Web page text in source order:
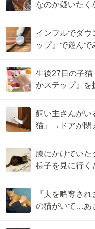
なのか疑いた
インフルでダ
ップ』で遊ん
生後27日の子
かステップ』
飼い主さんがい
猫』→ドアが閉
膝にかけてい
様子を見に行
『夫を略奪さ
の猫がいて…あ